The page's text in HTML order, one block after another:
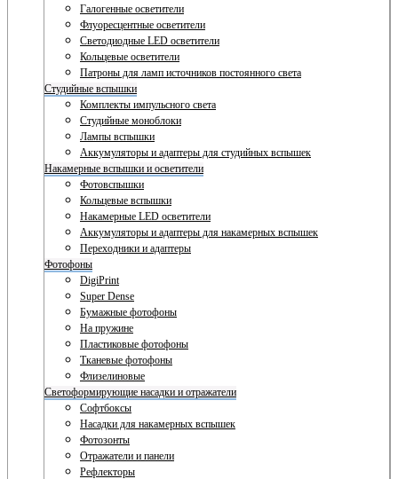
Галогенные осветители
Флуоресцентные осветители
Светодиодные LED осветители
Кольцевые осветители
Патроны для ламп источников постоянного света
Студийные вспышки
Комплекты импульсного света
Студийные моноблоки
Лампы вспышки
Аккумуляторы и адаптеры для студийных вспышек
Накамерные вспышки и осветители
Фотовспышки
Кольцевые вспышки
Накамерные LED осветители
Аккумуляторы и адаптеры для накамерных вспышек
Переходники и адаптеры
Фотофоны
DigiPrint
Super Dense
Бумажные фотофоны
На пружине
Пластиковые фотофоны
Тканевые фотофоны
Флизелиновые
Светоформирующие насадки и отражатели
Софтбоксы
Насадки для накамерных вспышек
Фотозонты
Отражатели и панели
Рефлекторы